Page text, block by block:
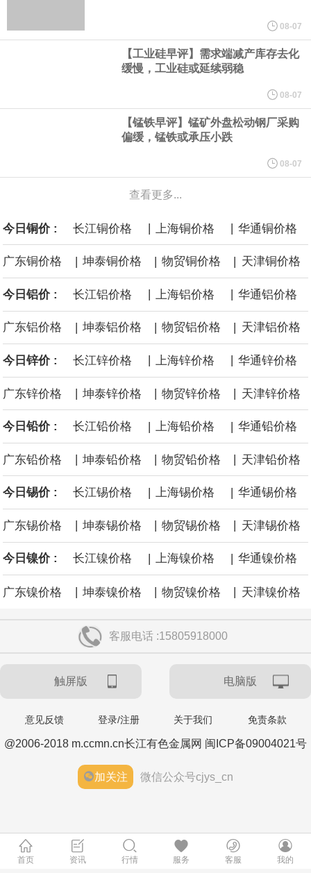
时、容忍更高通胀的代价。“在这样的背景下，货币政策对基本通胀
实施有力的约束至关重要，而不是为了追求未来的生产率增长而容
忍如今更高的通胀，”穆萨莱姆在为圣保罗一场活动准备的讲稿中表
8月6日，伊朗方面公开拟议的霍尔木兹海峡战略管理方案初步文本
细节，内容包括禁止敌对方面通过海峡等，违反规定者将被处以最
高达货物价值20%的罚款。
中国制造与中国品牌正加速扩大在韩国汽车市场的影响力。韩联社4
日报道称，韩国上半年售出的电动汽车中，超1/3为中国制造车型。
与此同时，中国产汽车在韩国进口车市场中的份额首次超过德国，
成为韩国最大的进口车来源地。
今年以来，国内钽价跳涨，涨幅接近1.4倍。
08-07
【工业硅早评】需求端减产库存去化
缓慢，工业硅或延续弱稳
08-07
【锰铁早评】锰矿外盘松动钢厂采购
偏缓，锰铁或承压小跌
08-07
查看更多...
今日铜价 : 长江铜价格 | 上海铜价格 | 华通铜价格
广东铜价格 | 坤泰铜价格 | 物贸铜价格 | 天津铜价格
今日铝价 : 长江铝价格 上海铝价格 华通铝价格
广东铝价格 | 坤泰铝价格 | 物贸铝价格 | 天津铝价格
今日锌价 : 长江锌价格 上海锌价格 华通锌价格
广东锌价格 | 坤泰锌价格 | 物贸锌价格 | 天津锌价格
今日铅价 : 长江铅价格 | 上海铅价格 | 华通铅价格
广东铅价格 坤泰铅价格 物贸铅价格 天津铅价格
今日锡价 : 长江锡价格 | 上海锡价格 | 华通锡价格
广东锡价格 坤泰锡价格 物贸锡价格 天津锡价格
今日镍价 : 长江镍价格 | 上海镍价格 | 华通镍价格
广东镍价格 | 坤泰镍价格 | 物贸镍价格 | 天津镍价格
客服电话 :15805918000
触屏版 电脑版
意见反馈 登录/注册 关于我们 免责条款
@2006-2018 m.ccmn.cn长江有色金属网 闽ICP备09004021号
加关注 微信公众号cjys_cn
首页 资讯 行情 服务 客服 我的